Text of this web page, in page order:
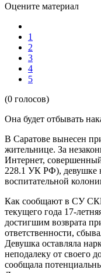
Оцените материал
1
2
3
4
5
(0 голосов)
Она будет отбывать
В Саратове вынесен
жительнице. За
Интернет,
228.1 УК РФ), девушке
воспитательной
Как сообщают в СУ
текущего года 17-
достигшим возврата
ответственности,
Девушка оставляла
неподалеку от своего
сообщала